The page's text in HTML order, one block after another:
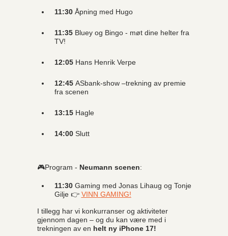
11:30Åpning med Hugo
11:35Bluey og Bingo - møt dine helter fra
TV!
12:05Hans Henrik Verpe
12:45ASbank-show –trekning av premie
fra scenen
13:15 Hagle
14:00Slutt
🎮Program - Neumann scenen:
11:30Gaming med Jonas Lihaug og Tonje
Gilje 👉 VINN GAMING!
I tillegg har vi konkurranser og aktiviteter
gjennom dagen – og du kan være med i
trekningen av en helt ny iPhone 17!